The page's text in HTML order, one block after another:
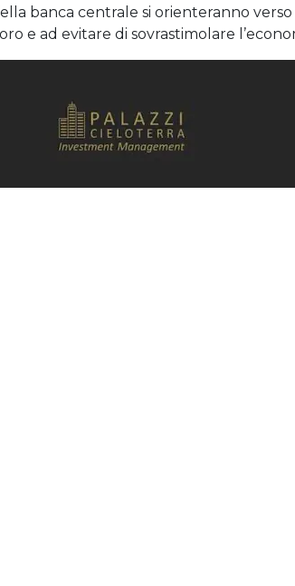
banca centrale si orienteranno
e ad evitare di sovrastimolare